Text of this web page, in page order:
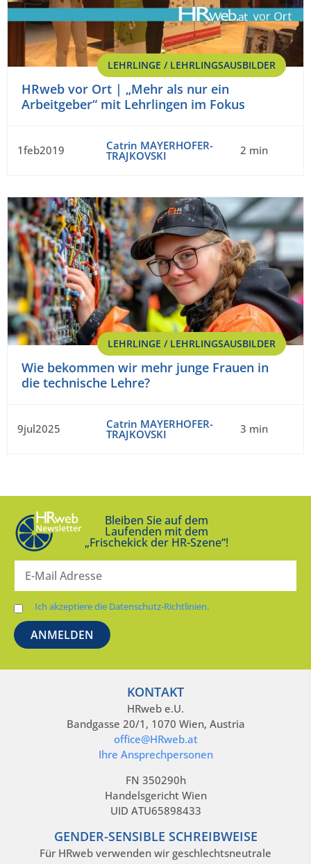
LEHRLINGE / LEHRLINGSAUSBILDER
HRweb vor Ort | „Mehr als nur ein
Arbeitgeber“ mit Lehrlingen im Fokus
1feb2019 Catrin MAYERHOFER-
TRAJKOVSKI 2 min
LEHRLINGE / LEHRLINGSAUSBILDER
Wie bekommen wir mehr junge Frauen in
die technische Lehre?
9jul2025 Catrin MAYERHOFER-
TRAJKOVSKI 3 min
Bleiben Sie auf dem
Laufenden mit dem
„Frischekick der HR-Szene“!
Ich akzeptiere die Datenschutz-Richtlinien.
KONTAKT
HRweb e.U.
Bandgasse 20/1, 1070 Wien, Austria
office@HRweb.at
Ihre Ansprechpersonen
FN 350290h
Handelsgericht Wien
UID ATU65898433
GENDER-SENSIBLE SCHREIBWEISE
Für HRweb verwenden wir geschlechtsneutrale